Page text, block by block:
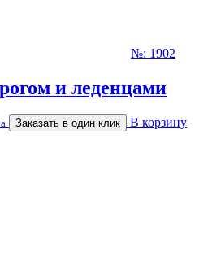
№: 1902
и леденцами
Заказать в один клик В корзину